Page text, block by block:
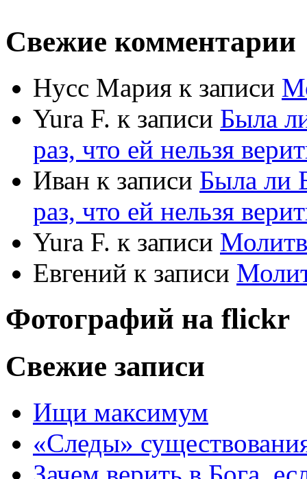
Свежие комментарии
Нусс Мария к записи
Yura F. к записи Была
раз, что ей нельзя
Иван к записи Была ли
раз, что ей нельзя
Yura F. к записи
Евгений к записи
Фотографий на flickr
Свежие записи
Ищи максимум
«Следы»